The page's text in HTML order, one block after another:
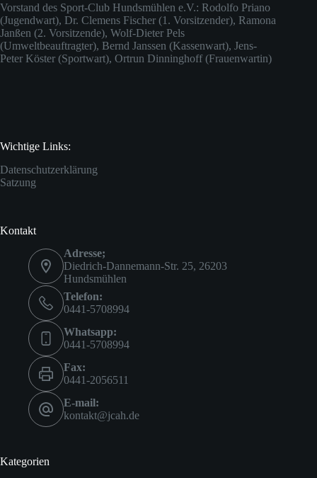
Vorstand des Sport-Club Hundsmühlen e.V.: Rodolfo Priano
(Jugendwart), Dr. Clemens Fischer (1. Vorsitzender), Ramona
Janßen (2. Vorsitzende), Wolf-Dieter Pels
(Umweltbeauftragter), Bernd Janssen (Kassenwart), Jens-
Peter Köster (Sportwart), Ortrun Dinninghoff (Frauenwartin)
Wichtige Links:
Datenschutzerklärung
Satzung
Kontakt
Adresse;
Diedrich-Dannemann-Str. 25, 26203
Hundsmühlen
Telefon:
0441-5708994
Whatsapp:
0441-5708994
Fax:
0441-2056511
E-mail:
kontakt@jcah.de
Kategorien